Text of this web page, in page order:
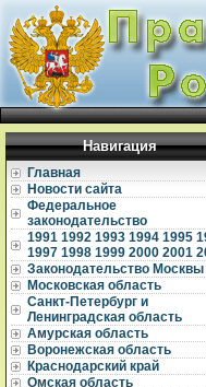
Навигация
Главная
Новости сайта
Федеральное
законодательство
1991 1992 1993 1994 1995
1997 1998 1999 2000 2001
Законодательство Москвы
Московская область
Санкт-Петербург и
Ленинградская область
Амурская область
Воронежская область
Краснодарский край
Омская область